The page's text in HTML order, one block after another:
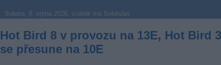
Sobota, 8. srpna 2026, svátek má Soběslav
Hot Bird 8 v provozu na 13E, Hot Bird 3
se přesune na 10E